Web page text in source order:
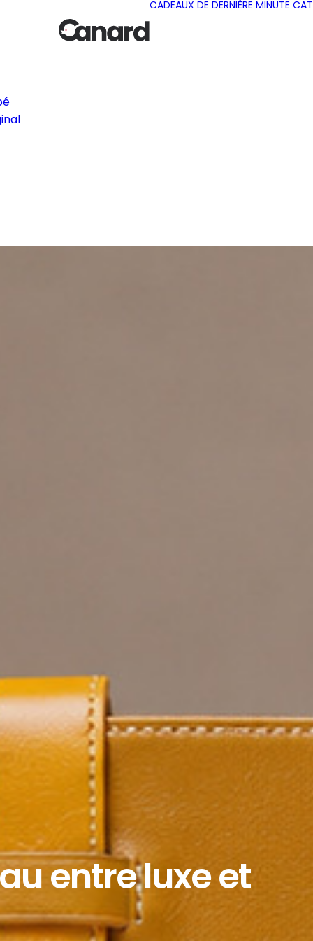
CADEAUX DE DERNIÈRE MINUTE
entre luxe et